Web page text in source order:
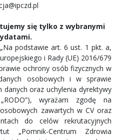
się tylko z wybranymi
podstawie art. 6 ust. 1 pkt. a,
i Rady (UE) 2016/679
ochrony osób fizycznych w
osobowych i w sprawie
danych oraz uchylenia dyrektywy
wyrażam zgodę na
zawartych w CV oraz
do celów rekrutacyjnych
„Pomnik-Centrum Zdrowia